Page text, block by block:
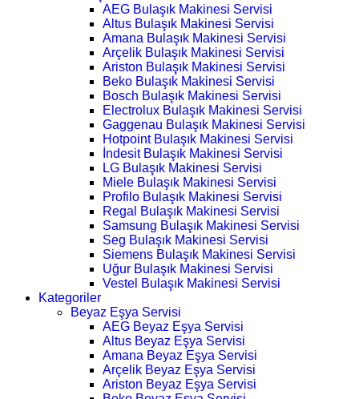
AEG Bulaşık Makinesi Servisi
Altus Bulaşık Makinesi Servisi
Amana Bulaşık Makinesi Servisi
Arçelik Bulaşık Makinesi Servisi
Ariston Bulaşık Makinesi Servisi
Beko Bulaşık Makinesi Servisi
Bosch Bulaşık Makinesi Servisi
Electrolux Bulaşık Makinesi Servisi
Gaggenau Bulaşık Makinesi Servisi
Hotpoint Bulaşık Makinesi Servisi
İndesit Bulaşık Makinesi Servisi
LG Bulaşık Makinesi Servisi
Miele Bulaşık Makinesi Servisi
Profilo Bulaşık Makinesi Servisi
Regal Bulaşık Makinesi Servisi
Samsung Bulaşık Makinesi Servisi
Seg Bulaşık Makinesi Servisi
Siemens Bulaşık Makinesi Servisi
Uğur Bulaşık Makinesi Servisi
Vestel Bulaşık Makinesi Servisi
Kategoriler
Beyaz Eşya Servisi
AEG Beyaz Eşya Servisi
Altus Beyaz Eşya Servisi
Amana Beyaz Eşya Servisi
Arçelik Beyaz Eşya Servisi
Ariston Beyaz Eşya Servisi